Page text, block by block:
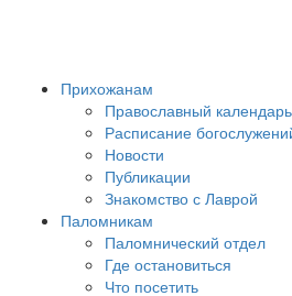
Прихожанам
Православный календарь
Расписание
Новости
Публикации
Знакомство с Лаврой
Паломникам
Паломнический отдел
Где остановиться
Что посетить